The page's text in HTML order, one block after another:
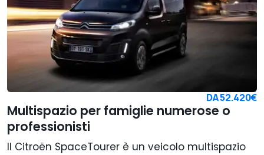
DA52.420€
Multispazio per famiglie numerose o
professionisti
Il Citroën SpaceTourer è un veicolo multispazio